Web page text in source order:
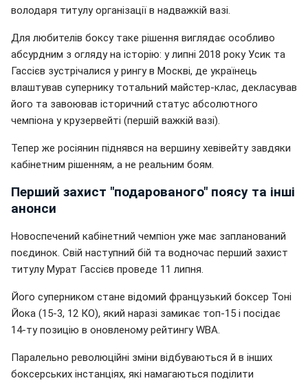
володаря титулу організації в надважкій вазі.
Для любителів боксу таке рішення виглядає особливо
абсурдним з огляду на історію: у липні 2018 року Усик та
Гассієв зустрічалися у рингу в Москві, де українець
влаштував супернику тотальний майстер-клас, декласував
його та завоював історичний статус абсолютного
чемпіона у крузервейті (першій важкій вазі).
Тепер же росіянин піднявся на вершину хевівейту завдяки
кабінетним рішенням, а не реальним боям.
Перший захист "подарованого" поясу та інші
анонси
Новоспечений кабінетний чемпіон уже має запланований
поєдинок. Свій наступний бій та водночас перший захист
титулу Мурат Гассієв проведе 11 липня.
Його суперником стане відомий французький боксер Тоні
Йока (15-3, 12 КО), який наразі замикає топ-15 і посідає
14-ту позицію в оновленому рейтингу WBA.
Паралельно революційні зміни відбуваються й в інших
боксерських інстанціях, які намагаються поділити